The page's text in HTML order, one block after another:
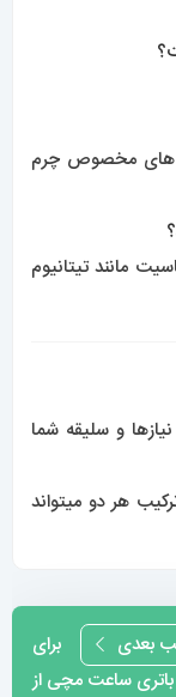
های مخصوص چرم
مانند تیتانیوم
نیازها و سلیقه شما
هر دو میتواند
بعدی
برای
ساعت مچی از